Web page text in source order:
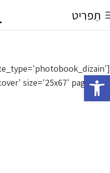
פתח סרגל נגישות
תַפרִיט
size='25x67' pages='21']